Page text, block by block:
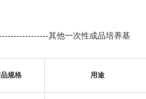
其他一次性成品培养基
规格 用途